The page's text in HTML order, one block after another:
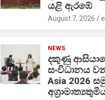
යළි ඇරඹේ
August 7, 2026
NEWS
දකුණු
සංවිධානය
Asia 2026